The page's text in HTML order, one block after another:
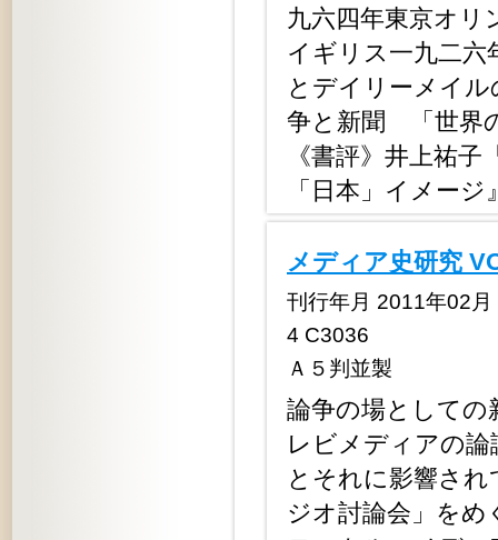
九六四年東京オリ
イギリス一九二
とデイリーメイル
争と新聞 「世界
《書評》井上祐
「日本」イメー
メディア史研究
刊行年月 2011年02
4 C3036
Ａ５判並製
論争の場としての
レビメディアの
とそれに影響さ
ジオ討論会」を